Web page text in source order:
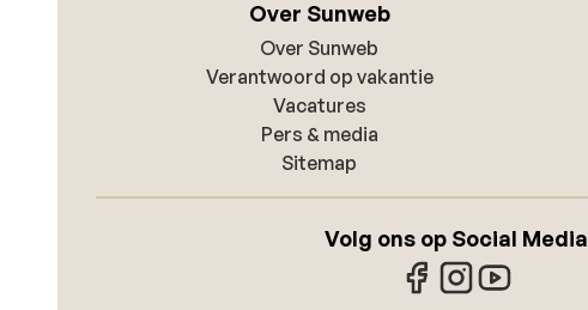
Over Sunweb
Over Sunweb
Verantwoord op vakantie
Vacatures
Pers & media
Sitemap
Volg ons op Social Media